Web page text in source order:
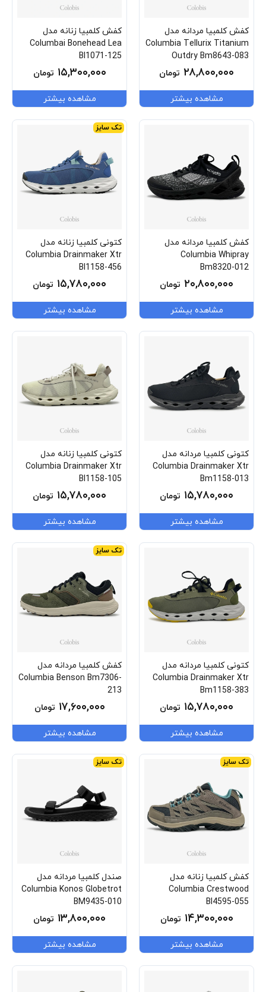
کفش کلمبیا مردانه مدل
Columbia Tellurix Titanium
Outdry Bm8643-083
۲۸,۸۰۰,۰۰۰ تومان
مشاهده بیشتر
کفش کلمبیا زنانه مدل
Columbai Bonehead Lea
Bl1071-125
۱۵,۳۰۰,۰۰۰ تومان
مشاهده بیشتر
کفش کلمبیا مردانه مدل
Columbia Whipray
Bm8320-012
۲۰,۸۰۰,۰۰۰ تومان
مشاهده بیشتر
تک سایز
کتونی کلمبیا زنانه مدل
Columbia Drainmaker Xtr
Bl1158-456
۱۵,۷۸۰,۰۰۰ تومان
مشاهده بیشتر
کتونی کلمبیا مردانه مدل
Columbia Drainmaker Xtr
Bm1158-013
۱۵,۷۸۰,۰۰۰ تومان
مشاهده بیشتر
کتونی کلمبیا زنانه مدل
Columbia Drainmaker Xtr
Bl1158-105
۱۵,۷۸۰,۰۰۰ تومان
مشاهده بیشتر
کتونی کلمبیا مردانه مدل
Columbia Drainmaker Xtr
Bm1158-383
۱۵,۷۸۰,۰۰۰ تومان
مشاهده بیشتر
تک سایز
کفش کلمبیا مردانه مدل
Columbia Benson Bm7306-
213
۱۷,۶۰۰,۰۰۰ تومان
مشاهده بیشتر
تک سایز
کفش کلمبیا زنانه مدل
Columbia Crestwood
Bl4595-055
۱۴,۳۰۰,۰۰۰ تومان
مشاهده بیشتر
تک سایز
صندل کلمبیا مردانه مدل
Columbia Konos Globetrot
BM9435-010
۱۳,۸۰۰,۰۰۰ تومان
مشاهده بیشتر